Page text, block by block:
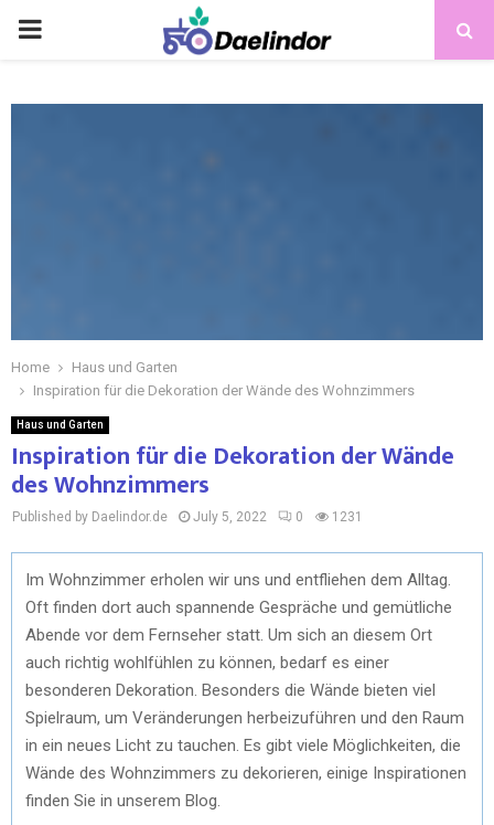
Home
Haus und Garten
Inspiration für die Dekoration der Wände des Wohnzimmers
Haus und Garten
Inspiration für die Dekoration der Wände
des Wohnzimmers
Published by Daelindor.de July 5, 2022 0 1231
Im Wohnzimmer erholen wir uns und entfliehen dem Alltag.
Oft finden dort auch spannende Gespräche und gemütliche
Abende vor dem Fernseher statt. Um sich an diesem Ort
auch richtig wohlfühlen zu können, bedarf es einer
besonderen Dekoration. Besonders die Wände bieten viel
Spielraum, um Veränderungen herbeizuführen und den Raum
in ein neues Licht zu tauchen. Es gibt viele Möglichkeiten, die
Wände des Wohnzimmers zu dekorieren, einige Inspirationen
finden Sie in unserem Blog.